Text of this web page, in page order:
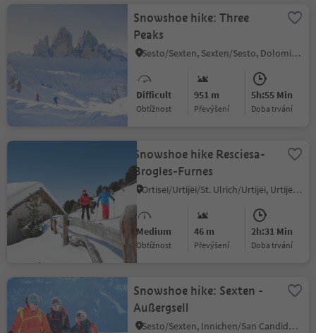
Snowshoe hike: Three
Peaks
Sesto/Sexten, Sexten/Sesto, Dolomites Region 3 Zinnen
Difficult
Obtížnost
951 m
Převýšení
5h:55 Min
doba trvání
Snowshoe hike Resciesa-
Brogles-Furnes
Ortisei/Urtijëi/St. Ulrich/Urtijëi, Urtijëi/Ortisei, Dolomites Region Val Gardena
Medium
Obtížnost
46 m
Převýšení
2h:31 Min
doba trvání
Snowshoe hike: Sexten -
Außergsell
Sesto/Sexten, Innichen/San Candido, Dolomites Region 3 Zinnen